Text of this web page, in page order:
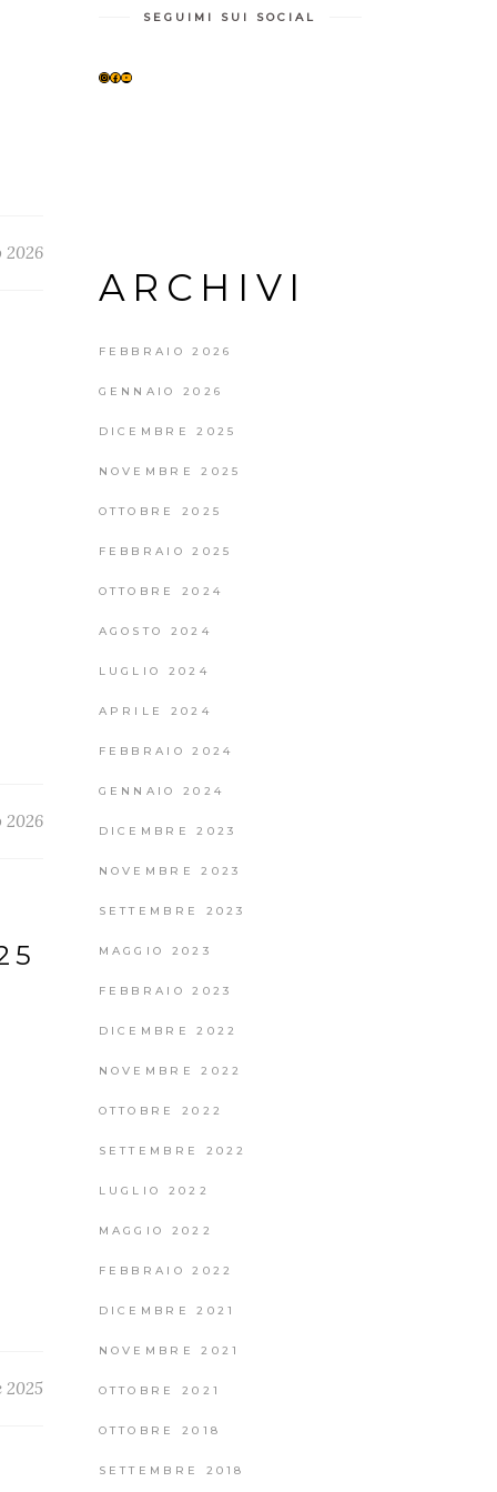
2026
2026
2025
SEGUIMI SUI SOCIAL
INSTAGRAM
FACEBOOK
YOUTUBE
ARCHIVI
FEBBRAIO 2026
GENNAIO 2026
DICEMBRE 2025
NOVEMBRE 2025
OTTOBRE 2025
FEBBRAIO 2025
OTTOBRE 2024
AGOSTO 2024
LUGLIO 2024
APRILE 2024
FEBBRAIO 2024
GENNAIO 2024
DICEMBRE 2023
NOVEMBRE 2023
SETTEMBRE 2023
MAGGIO 2023
FEBBRAIO 2023
DICEMBRE 2022
NOVEMBRE 2022
OTTOBRE 2022
SETTEMBRE 2022
LUGLIO 2022
MAGGIO 2022
FEBBRAIO 2022
DICEMBRE 2021
NOVEMBRE 2021
OTTOBRE 2021
OTTOBRE 2018
SETTEMBRE 2018